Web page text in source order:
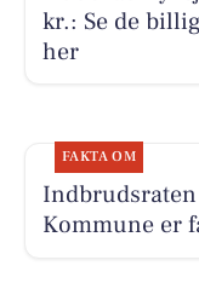
kr.: Se de
her
FAKTA OM
Kommune er